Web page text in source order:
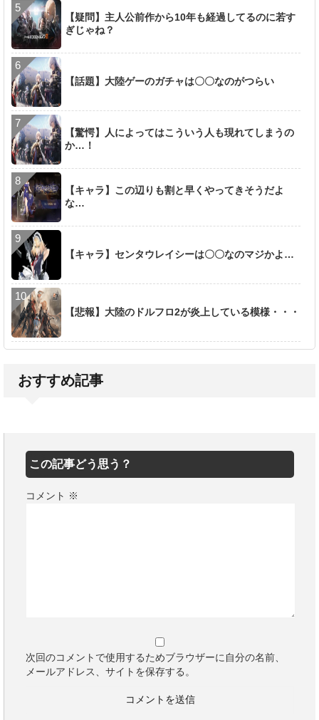
【疑問】主人公前作から10年も経過してるのに若す
ぎじゃね？
【話題】大陸ゲーのガチャは〇〇なのがつらい
【驚愕】人によってはこういう人も現れてしまうの
か…！
【キャラ】この辺りも割と早くやってきそうだよ
な…
【キャラ】センタウレイシーは〇〇なのマジかよ…
【悲報】大陸のドルフロ2が炎上している模様・・・
おすすめ記事
この記事どう思う？
コメント ※
次回のコメントで使用するためブラウザーに自分の名前、
メールアドレス、サイトを保存する。